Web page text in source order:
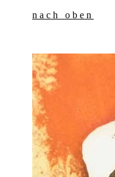
nach oben